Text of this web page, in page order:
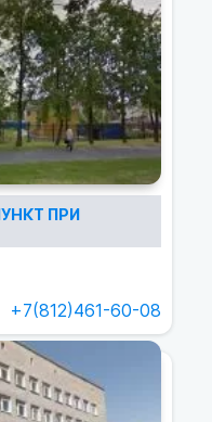
ПРИ
+7(812)461-60-08